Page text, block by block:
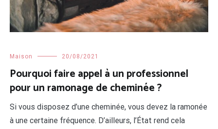
Maison 20/08/2021
Pourquoi faire appel à un professionnel
pour un ramonage de cheminée ?
Si vous disposez d’une cheminée, vous devez la ramonée
à une certaine fréquence. D’ailleurs, l’État rend cela